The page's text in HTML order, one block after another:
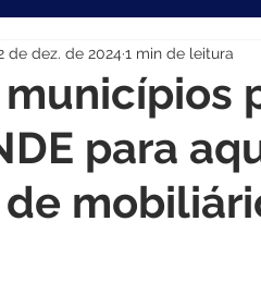
municípios
para
de dez. de 2024 1 min de leitura